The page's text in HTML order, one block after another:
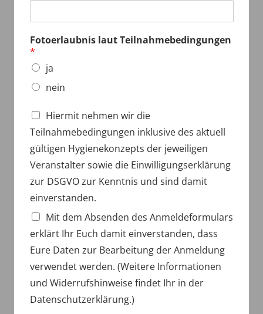
Fotoerlaubnis laut Teilnahmebedingungen
*
ja
nein
Z
s
t
i
m
m
u
g
z
r
D
t
e
Hiermit nehmen wir die
Teilnahmebedingungen inklusive des aktuell
gültigen Hygienekonzepts der jeweiligen
Veranstalter sowie die Einwilligungserklärung
zur DSGVO zur Kenntnis und sind damit
einverstanden.
Mit dem Absenden des Anmeldeformulars
erklärt Ihr Euch damit einverstanden, dass
Eure Daten zur Bearbeitung der Anmeldung
verwendet werden. (Weitere Informationen
und Widerrufshinweise findet Ihr in der
Datenschutzerklärung.)